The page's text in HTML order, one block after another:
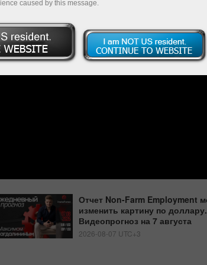
Отчет Non-Farm Employment
изменить картину по доллару.
Видеопрогноз на 7 августа
2026-08-07 UTC+3
caused by this message.